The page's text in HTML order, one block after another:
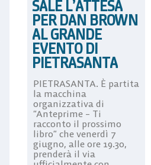
SALE L’ATTESA
PER DAN BROWN
AL GRANDE
EVENTO DI
PIETRASANTA
PIETRASANTA. È partita
la macchina
organizzativa di
“Anteprime – Ti
racconto il prossimo
libro” che venerdì 7
giugno, alle ore 19.30,
prenderà il via